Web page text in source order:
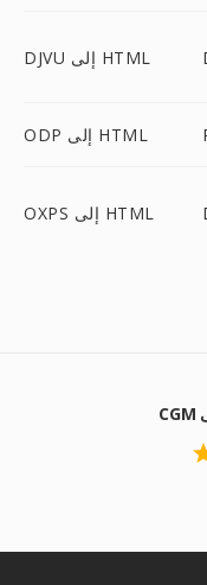
DJVU إلى HTML
ODP إلى HTML
OXPS إلى HTML